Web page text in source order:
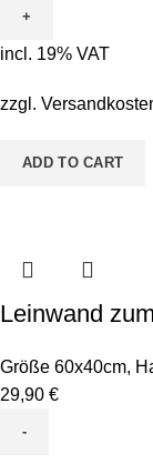
Ausmalen
-
ABC
Jungs
incl. 19% VAT
zzgl.
ADD TO CART
Leinwand
Größe 60x40cm,
29,90 €